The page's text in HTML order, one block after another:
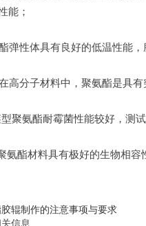
能；
弹性体具有良好的低温性能
高分子材料中，聚氨酯是具有
聚氨酯耐霉菌性能较好，测
氨酯材料具有极好的生物相
辊制作的注意事项与要求
信息